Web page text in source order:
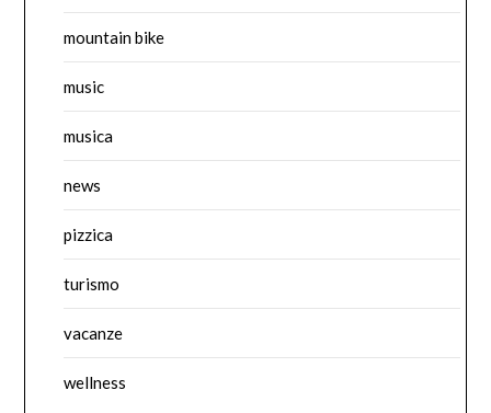
mountain bike
music
musica
news
pizzica
turismo
vacanze
wellness